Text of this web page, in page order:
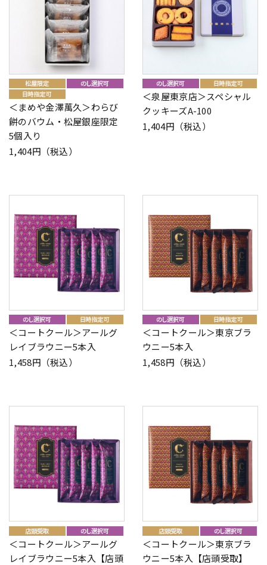
＜まめや金澤萬久＞わらび
餅のバウム・松屋銀座限定
5個入り
1,404円（税込）
＜泉屋東京店＞スペシャル
クッキーズA-100
1,404円（税込）
＜コートクール＞アールグ
レイブラウニー5本入
1,458円（税込）
＜コートクール＞東京ブラ
ウニー5本入
1,458円（税込）
＜コートクール＞アールグ
レイブラウニー5本入【店頭
＜コートクール＞東京ブラ
ウニー5本入【店頭受取】